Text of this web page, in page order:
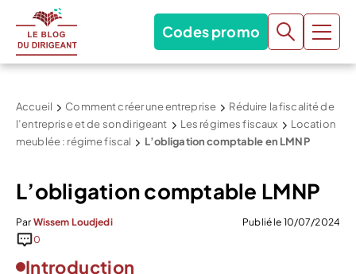
Codes promo
Accueil Comment créer une entreprise
Réduire la fiscalité de
l’entreprise et de son dirigeant
Les régimes fiscaux
Location
meublée : régime fiscal
L’obligation comptable en LMNP
L’obligation comptable LMNP
Par Wissem Loudjedi
Publié le 10/07/2024
0
Introduction